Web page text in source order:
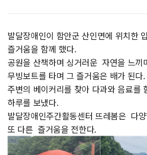
발달장애인이 함안군 산인면에 위치한
즐거움을 함께 했다.
공원을 산책하며 싱거러운 자연을 느
무빙보트를 타며 그 즐거움은 배가 된다.
주변의 베이커리를 찾아 다과와 음료를
하루를 보냈다.
발달장애인주간활동센터 뜨레봄은 다
또 다른 즐거움을 전한다.